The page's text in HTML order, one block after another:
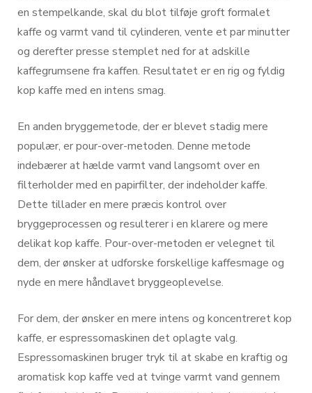
en stempelkande, skal du blot tilføje groft formalet
kaffe og varmt vand til cylinderen, vente et par minutter
og derefter presse stemplet ned for at adskille
kaffegrumsene fra kaffen. Resultatet er en rig og fyldig
kop kaffe med en intens smag.
En anden bryggemetode, der er blevet stadig mere
populær, er pour-over-metoden. Denne metode
indebærer at hælde varmt vand langsomt over en
filterholder med en papirfilter, der indeholder kaffe.
Dette tillader en mere præcis kontrol over
bryggeprocessen og resulterer i en klarere og mere
delikat kop kaffe. Pour-over-metoden er velegnet til
dem, der ønsker at udforske forskellige kaffesmage og
nyde en mere håndlavet bryggeoplevelse.
For dem, der ønsker en mere intens og koncentreret kop
kaffe, er espressomaskinen det oplagte valg.
Espressomaskinen bruger tryk til at skabe en kraftig og
aromatisk kop kaffe ved at tvinge varmt vand gennem